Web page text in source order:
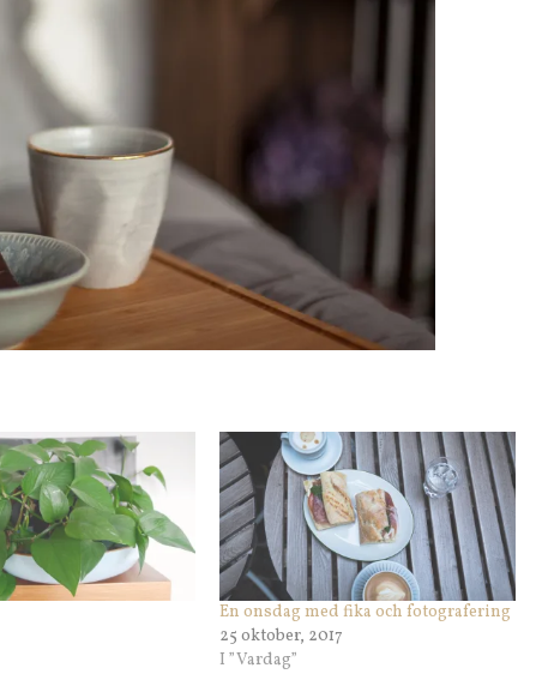
En onsdag med fika och fotografering
25 oktober, 2017
I ”Vardag”